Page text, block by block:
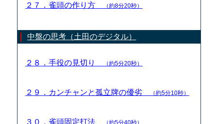
２７．雀頭の作り方 （約8分20秒）
中盤の思考（土田のデジタル）
２８．手役の見切り （約5分20秒）
２９．カンチャンと孤立牌の優劣 （約5分10秒）
３０．雀頭固定打法 （約5分40秒）